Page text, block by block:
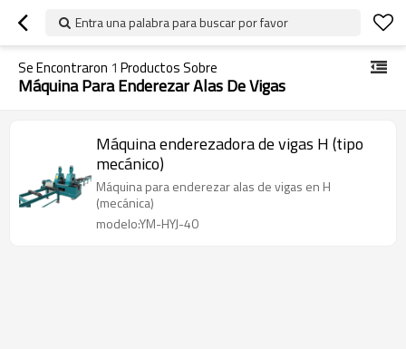
Entra una palabra para buscar por favor
Se Encontraron 1 Productos Sobre
Máquina Para Enderezar Alas De Vigas
Máquina enderezadora de vigas H (tipo
mecánico)
Máquina para enderezar alas de vigas en H
(mecánica)
modelo:YM-HYJ-40